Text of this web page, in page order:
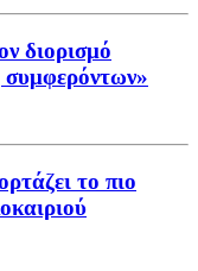
διορισμό
το πιο